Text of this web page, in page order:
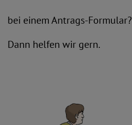
bei einem Antrags-Formular?
Dann helfen wir gern.